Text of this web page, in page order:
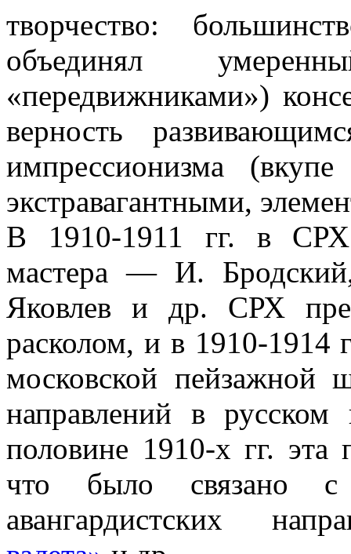
творчество:
объединял
«передвижниками»)
верность
импрессионизма
экстравагантными,
В 1910-1911 гг. в СРХ
мастера — И.
Яковлев и др. СРХ
расколом, и в 1910-1914
московской пейзажной
направлений в русском
половине 1910-х гг. эта
что было связано с
авангардистских